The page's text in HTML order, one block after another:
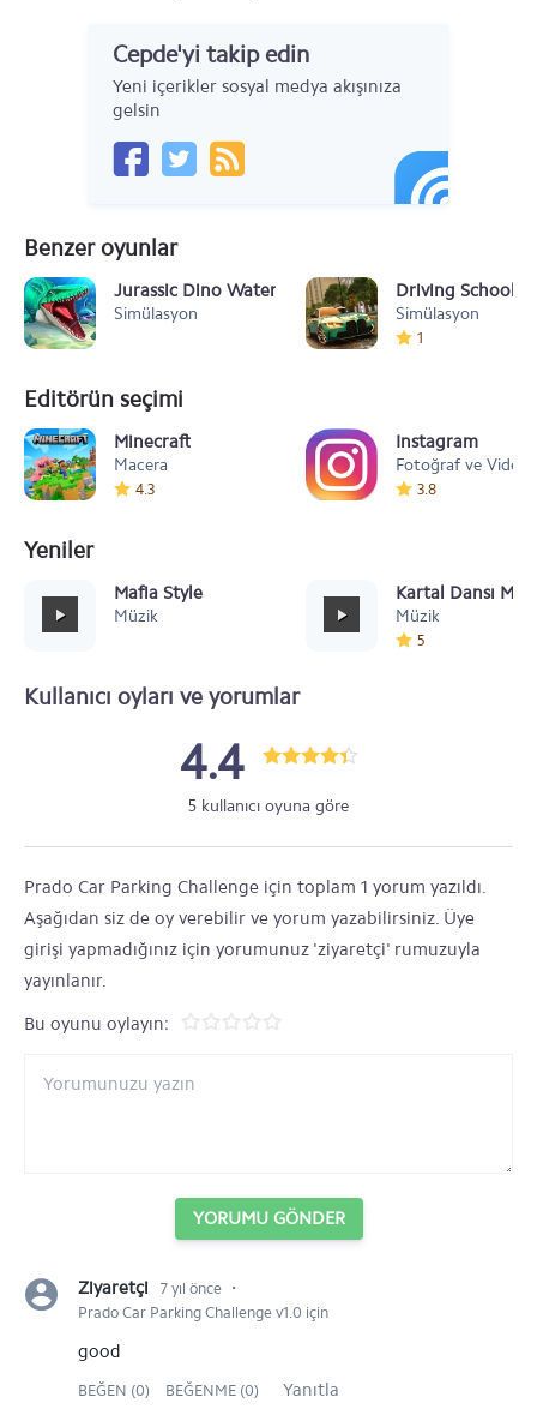
Cepde'yi takip edin
Yeni içerikler sosyal medya akışınıza
gelsin
Benzer oyunlar
Jurassic Dino Water World
Simülasyon
Driving School
Simülasyon
1
Editörün seçimi
Minecraft
Macera
4.3
Instagram
Fotoğraf ve Video
3.8
Yeniler
Mafia Style
Müzik
Kartal Dansı
Müzik
5
Kullanıcı oyları ve yorumlar
4.4
5 kullanıcı oyuna göre
Prado Car Parking Challenge için toplam 1 yorum yazıldı.
Aşağıdan siz de oy verebilir ve yorum yazabilirsiniz. Üye
girişi yapmadığınız için yorumunuz 'ziyaretçi' rumuzuyla
yayınlanır.
Bu oyunu oylayın:
YORUMU GÖNDER
Ziyaretçi 7 yıl önce ⋅
Prado Car Parking Challenge v1.0 için
good
BEĞEN (0) BEĞENME (0) Yanıtla